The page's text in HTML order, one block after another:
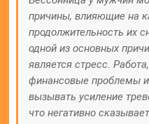
причины, влияющие на
продолжительность их
одной из основных
является стресс.
финансовые проблемы
вызывать усиление
что негативно